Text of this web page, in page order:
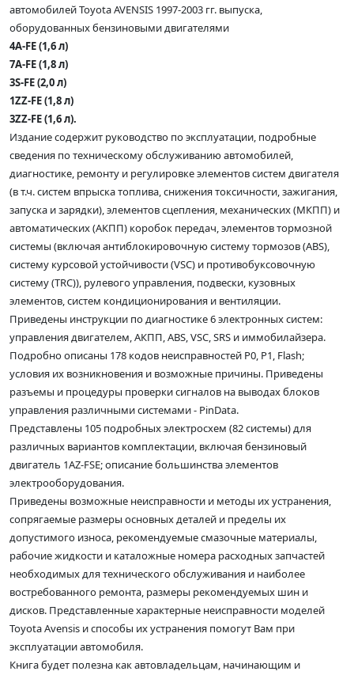
автомобилей Toyota AVENSIS 1997-2003 гг. выпуска,
оборудованных бензиновыми двигателями
4A-FE (1,6 л)
7A-FE (1,8 л)
3S-FE (2,0 л)
1ZZ-FE (1,8 л)
3ZZ-FE (1,6 л).
Издание содержит руководство по эксплуатации, подробные
сведения по техническому обслуживанию автомобилей,
диагностике, ремонту и регулировке элементов систем двигателя
(в т.ч. систем впрыска топлива, снижения токсичности, зажигания,
запуска и зарядки), элементов сцепления, механических (МКПП) и
автоматических (АКПП) коробок передач, элементов тормозной
системы (включая антиблокировочную систему тормозов (ABS),
систему курсовой устойчивости (VSC) и противобуксовочную
систему (TRC)), рулевого управления, подвески, кузовных
элементов, систем кондиционирования и вентиляции.
Приведены инструкции по диагностике 6 электронных систем:
управления двигателем, АКПП, ABS, VSC, SRS и иммобилайзера.
Подробно описаны 178 кодов неисправностей P0, P1, Flash;
условия их возникновения и возможные причины. Приведены
разъемы и процедуры проверки сигналов на выводах блоков
управления различными системами - PinData.
Представлены 105 подробных электросхем (82 системы) для
различных вариантов комплектации, включая бензиновый
двигатель 1AZ-FSE; описание большинства элементов
электрооборудования.
Приведены возможные неисправности и методы их устранения,
сопрягаемые размеры основных деталей и пределы их
допустимого износа, рекомендуемые смазочные материалы,
рабочие жидкости и каталожные номера расходных запчастей
необходимых для технического обслуживания и наиболее
востребованного ремонта, размеры рекомендуемых шин и
дисков. Представленные характерные неисправности моделей
Toyota Avensis и способы их устранения помогут Вам при
эксплуатации автомобиля.
Книга будет полезна как автовладельцам, начинающим и